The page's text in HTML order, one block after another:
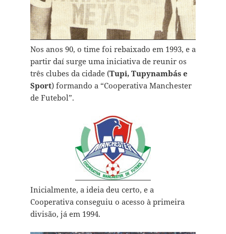
Nos anos 90, o time foi rebaixado em 1993, e a
partir daí surge uma iniciativa de reunir os
três clubes da cidade (Tupi, Tupynambás e
Sport) formando a “Cooperativa Manchester
de Futebol”.
Inicialmente, a ideia deu certo, e a
Cooperativa conseguiu o acesso à primeira
divisão, já em 1994.